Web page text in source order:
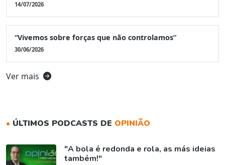
14/07/2026
“Vivemos sobre forças que não controlamos”
30/06/2026
Ver mais
• ÚLTIMOS PODCASTS DE OPINIÃO
"A bola é redonda e rola, as más ideias
também!"